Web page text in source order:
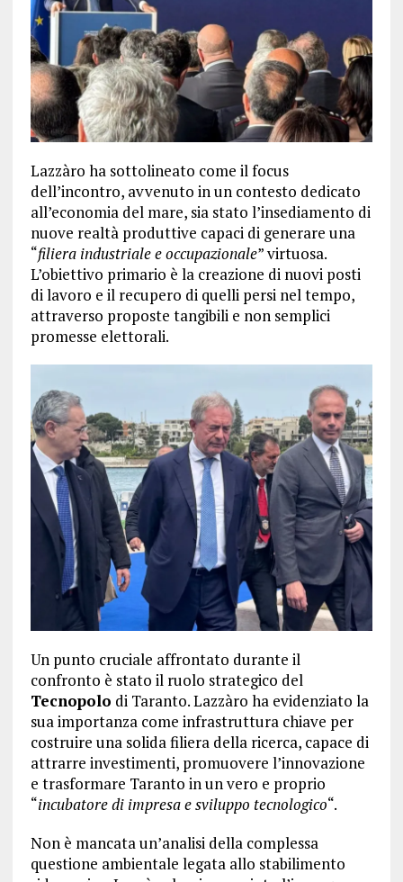
Lazzàro ha sottolineato come il focus
dell’incontro, avvenuto in un contesto dedicato
all’economia del mare, sia stato l’insediamento di
nuove realtà produttive capaci di generare una
“filiera industriale e occupazionale” virtuosa.
L’obiettivo primario è la creazione di nuovi posti
di lavoro e il recupero di quelli persi nel tempo,
attraverso proposte tangibili e non semplici
promesse elettorali.
Un punto cruciale affrontato durante il
confronto è stato il ruolo strategico del
Tecnopolo di Taranto. Lazzàro ha evidenziato la
sua importanza come infrastruttura chiave per
costruire una solida filiera della ricerca, capace di
attrarre investimenti, promuovere l’innovazione
e trasformare Taranto in un vero e proprio
“incubatore di impresa e sviluppo tecnologico“.
Non è mancata un’analisi della complessa
questione ambientale legata allo stabilimento